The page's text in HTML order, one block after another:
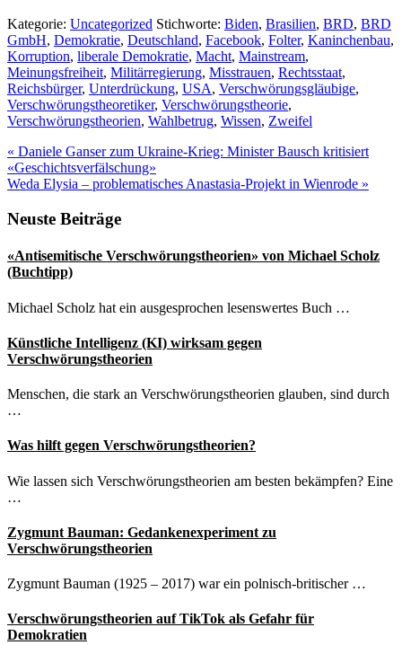
Kategorie: Uncategorized Stichworte: Biden, Brasilien, BRD, BRD
GmbH, Demokratie, Deutschland, Facebook, Folter, Kaninchenbau,
Korruption, liberale Demokratie, Macht, Mainstream,
Meinungsfreiheit, Militärregierung, Misstrauen, Rechtsstaat,
Reichsbürger, Unterdrückung, USA, Verschwörungsgläubige,
Verschwörungstheoretiker, Verschwörungstheorie,
Verschwörungstheorien, Wahlbetrug, Wissen, Zweifel
Vorheriger
Beitrag:
« Daniele Ganser zum Ukraine-Krieg: Minister Bausch kritisiert
«Geschichtsverfälschung»
Nächster
Weda Elysia – problematisches Anastasia-Projekt in Wienrode »
Seitenspalte
Neuste Beiträge
«Antisemitische Verschwörungstheorien» von Michael Scholz
(Buchtipp)
Michael Scholz hat ein ausgesprochen lesenswertes Buch …
Künstliche Intelligenz (KI) wirksam gegen
Verschwörungstheorien
Menschen, die stark an Verschwörungstheorien glauben, sind durch
…
Was hilft gegen Verschwörungstheorien?
Wie lassen sich Verschwörungstheorien am besten bekämpfen? Eine
…
Zygmunt Bauman: Gedankenexperiment zu
Verschwörungstheorien
Zygmunt Bauman (1925 – 2017) war ein polnisch-britischer …
Verschwörungstheorien auf TikTok als Gefahr für
Demokratien